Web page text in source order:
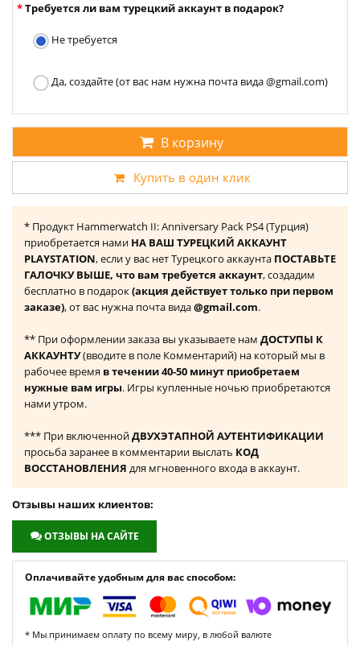
Требуется ли вам турецкий аккаунт в подарок?
Не требуется
Да, создайте (от вас нам нужна почта вида @gmail.com)
В корзину
Купить в один клик
* Продукт Hammerwatch II: Anniversary Pack PS4 (Турция)
приобретается нами НА ВАШ ТУРЕЦКИЙ АККАУНТ
PLAYSTATION, если у вас нет Турецкого аккаунта ПОСТАВЬТЕ
ГАЛОЧКУ ВЫШЕ, что вам требуется аккаунт, создадим
бесплатно в подарок(акция действует только при первом
заказе), от вас нужна почта вида@gmail.com.
** При оформлении заказа вы указываете нам ДОСТУПЫ К
АККАУНТУ(вводите в поле Комментарий) на который мы в
рабочее время в течении 40-50 минут приобретаем
нужные вам игры. Игры купленные ночью приобретаются
нами утром.
*** При включеннойДВУХЭТАПНОЙ АУТЕНТИФИКАЦИИ
просьба заранее в комментарии выслать КОД
ВОССТАНОВЛЕНИЯ для мгновенного входа в аккаунт.
Отзывы наших клиентов:
ОТЗЫВЫ НА САЙТЕ
Оплачивайте удобным для вас способом:
* Мы принимаем оплату по всему миру, в любой валюте